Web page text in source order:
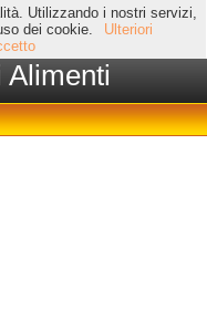
Utilizzando i nostri servizi,
dei cookie.
Ulteriori
Alimenti